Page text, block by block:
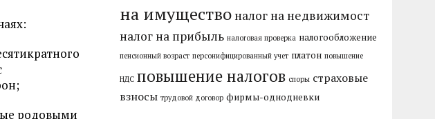
родовыми
на имущество налог на недвижимост
налог на прибыль налоговая проверка налогообложение
пенсионный возраст персонифицированный учет платон повышение
НДС повышение налогов споры страховые
взносы трудовой договор фирмы-однодневки